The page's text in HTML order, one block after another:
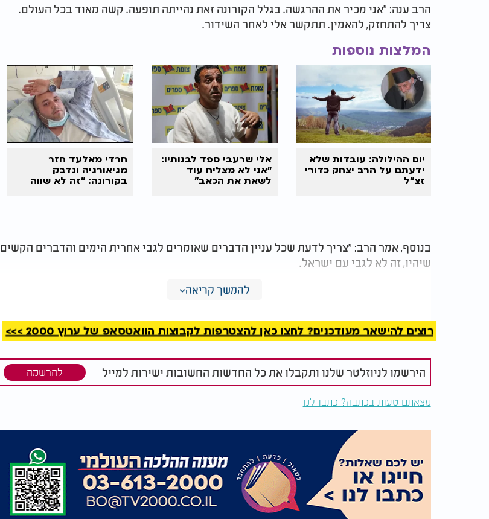
הרב ענה: "אני מכיר את ההרגשה. בגלל הקורונה זאת נהייתה תופעה. קשה מאוד בכל העולם.
צריך להתחזק, להאמין. תתקשר אלי לאחר השידור.
המלצות נוספות
יום ההילולה: עובדות שלא
ידעתם על הרב יצחק כדורי
זצ"ל
אלי שרעבי ספד לבנותיו:
"אני לא מצליח עוד
לשאת את הכאב"
חרדי מאלעד חזר
מגיאורגיה ונדבק
בקורונה: "זה לא שווה
בנוסף, אמר הרב: "צריך לדעת שכל עניין הדברים שאומרים לגבי אחרית הימים והדברים הקשים
שיהיו, זה לא לגבי עם ישראל.
"הכל זה לגבי גוג ומגוג, אומות העולם. אנחנו צריכים להתחזק בתורה ובתפילה ובאמונה. הקב"ה
אבל החורבן יהיה על אומות העולם בע"ה."
להמשך קריאה
רוצים להישאר מעודכנים? לחצו כאן להצטרפות לקבוצות הוואטסאפ של ערוץ 2000 >>>
הירשמו לניוזלטר שלנו ותקבלו את כל החדשות החשובות ישירות למייל להרשמה
מצאתם טעות בכתבה? כתבו לנו